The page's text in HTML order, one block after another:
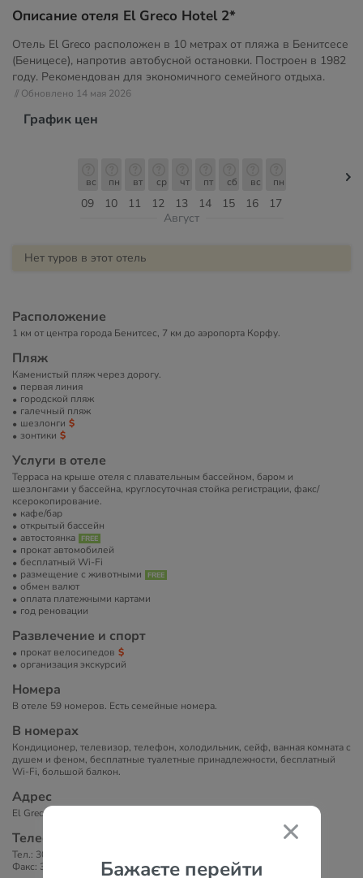
Бажаєте перейти
Описание отеля El Greco Hotel 2*
Отель El Greco расположен в 10 метрах от пляжа в Бенитсесе
(Беницесе), напротив автобусной остановки. Построен в 1982
году. Рекомендован для экономичного семейного отдыха.
// Обновлено 14 мая 2026
График цен
09
вс
10
пн
11
вт
12
ср
13
чт
14
пт
15
сб
16
вс
17
пн
Август
Нет туров в этот отель
Расположение
1 км от центра города Бенитсес, 7 км до аэропорта Корфу.
Пляж
Каменистый пляж через дорогу.
первая линия
городской пляж
галечный пляж
шезлонги
зонтики
Услуги в отеле
Терраса на крыше отеля с плавательным бассейном, баром и
шезлонгами у бассейна, круглосуточная стойка регистрации, факс/
ксерокопирование.
кафе/бар
открытый бассейн
автостоянка
прокат автомобилей
бесплатный Wi-Fi
размещение с животными
обмен валют
оплата платежными картами
год реновации
Развлечение и спорт
прокат велосипедов
организация экскурсий
Номера
В отеле 59 номеров. Есть семейные номера.
В номерах
Кондиционер, телевизор, телефон, холодильник, сейф, ванная комната с
душем и феном, бесплатные туалетные принадлежности, бесплатный
Wi-Fi, большой балкон.
Адрес
El Greco Hotel, Benitses, Бенитсес, 49084, Греция
Телефоны
Тел.: 30 26610 72093
Факс: 30 26610 72461